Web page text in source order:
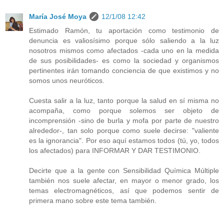
María José Moya
12/1/08 12:42
Estimado Ramón, tu aportación como testimonio de
denuncia es valiosísimo porque sólo saliendo a la luz
nosotros mismos como afectados -cada uno en la medida
de sus posibilidades- es como la sociedad y organismos
pertinentes irán tomando conciencia de que existimos y no
somos unos neuróticos.
Cuesta salir a la luz, tanto porque la salud en sí misma no
acompaña, como porque solemos ser objeto de
incomprensión -sino de burla y mofa por parte de nuestro
alrededor-, tan solo porque como suele decirse: "valiente
es la ignorancia". Por eso aquí estamos todos (tú, yo, todos
los afectados) para INFORMAR Y DAR TESTIMONIO.
Decirte que a la gente con Sensibilidad Química Múltiple
también nos suele afectar, en mayor o menor grado, los
temas electromagnéticos, así que podemos sentir de
primera mano sobre este tema también.